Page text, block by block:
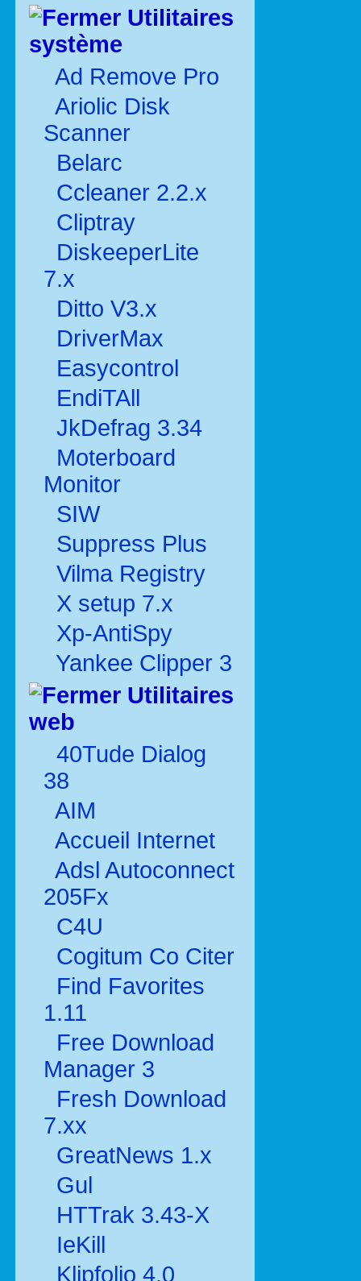
Utilitaires
système
Ad Remove Pro
Ariolic Disk
Scanner
Belarc
Ccleaner 2.2.x
Cliptray
DiskeeperLite
7.x
Ditto V3.x
DriverMax
Easycontrol
EndiTAll
JkDefrag 3.34
Moterboard
Monitor
SIW
Suppress Plus
Vilma Registry
X setup 7.x
Xp-AntiSpy
Yankee Clipper 3
Utilitaires
web
40Tude Dialog
38
AIM
Accueil Internet
Adsl Autoconnect
205Fx
C4U
Cogitum Co Citer
Find Favorites
1.11
Free Download
Manager 3
Fresh Download
7.xx
GreatNews 1.x
Gul
HTTrak 3.43-X
IeKill
Klipfolio 4.0